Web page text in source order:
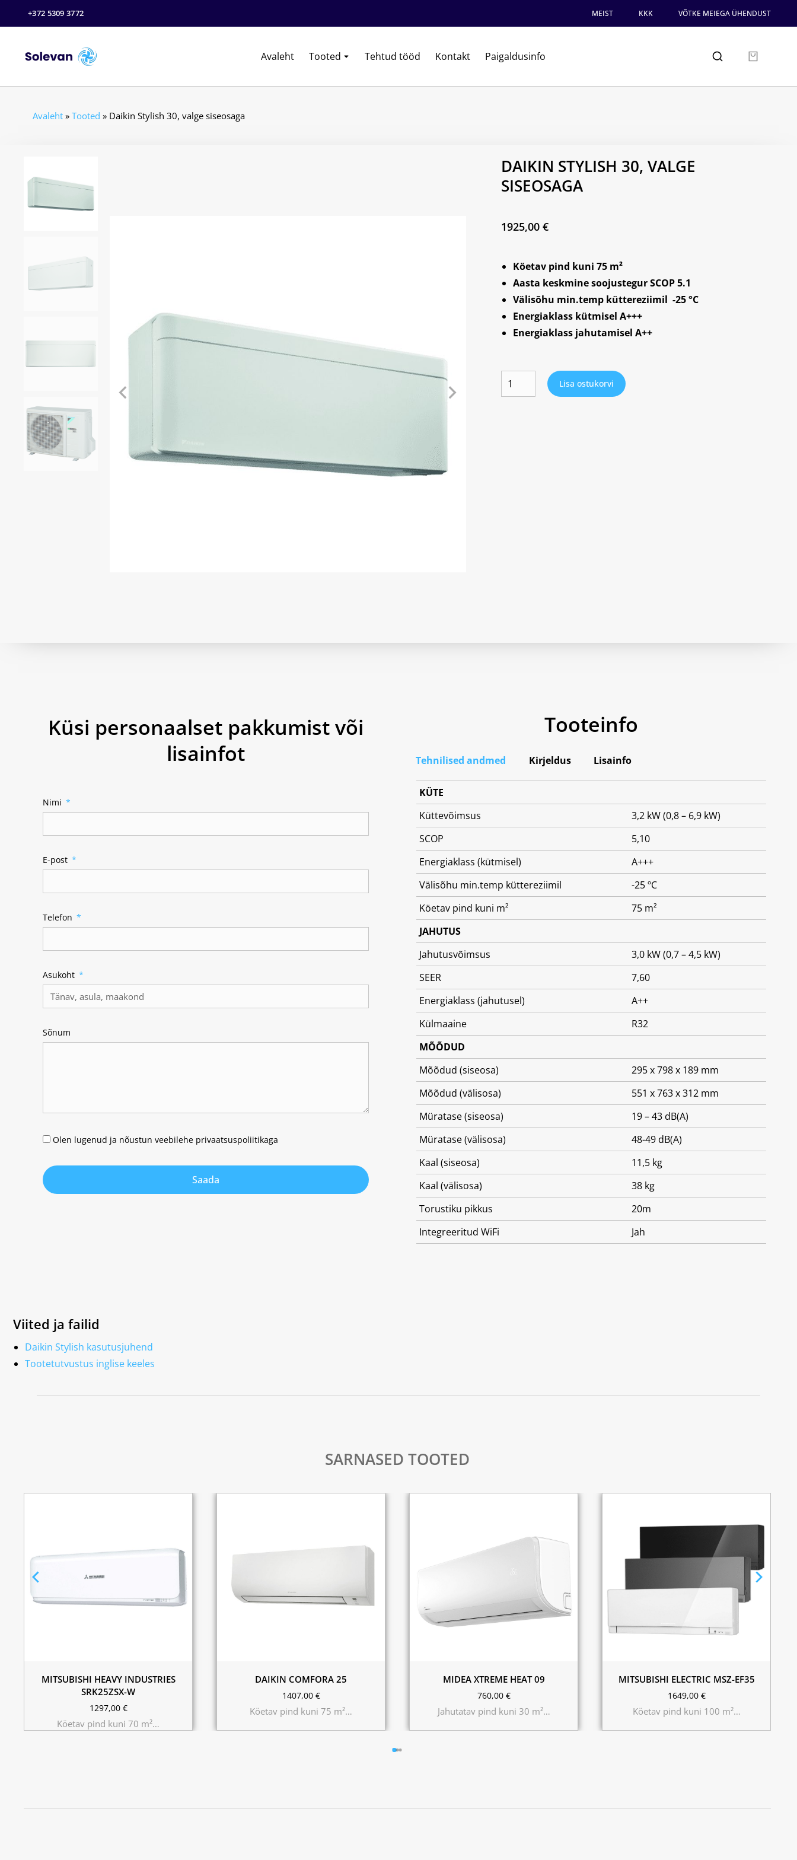
+372 5309 3772 MEIST KKK VÕTKE MEIEGA ÜHENDUST
Avaleht Tooted Tehtud tööd Kontakt Paigaldusinfo
Avaleht » Tooted » Daikin Stylish 30, valge siseosaga
DAIKIN STYLISH 30, VALGE
SISEOSAGA
1925,00€
Köetav pind kuni 75 m²
Aasta keskmine soojustegur SCOP 5.1
Välisõhu min.temp küttereziimil -25 °C
Energiaklass kütmisel A+++
Energiaklass jahutamisel A++
Lisa ostukorvi
Küsi personaalset pakkumist või
lisainfot
Nimi
E-post
Telefon
Asukoht
Sõnum
Olen lugenud ja nõustun veebilehe privaatsuspoliitikaga
Saada
Tooteinfo
Tehnilised andmed Kirjeldus Lisainfo
KÜTE
Küttevõimsus
3,2 kW (0,8 – 6,9 kW)
SCOP
5,10
Energiaklass (kütmisel)
A+++
Välisõhu min.temp küttereziimil
-25 ºC
Köetav pind kuni m²
75 m²
JAHUTUS
Jahutusvõimsus
3,0 kW (0,7 – 4,5 kW)
SEER
7,60
Energiaklass (jahutusel)
A++
Külmaaine
R32
MÕÕDUD
Mõõdud (siseosa)
295 x 798 x 189 mm
Mõõdud (välisosa)
551 x 763 x 312 mm
Müratase (siseosa)
19 – 43 dB(A)
Müratase (välisosa)
48-49 dB(A)
Kaal (siseosa)
11,5 kg
Kaal (välisosa)
38 kg
Torustiku pikkus
20m
Integreeritud WiFi
Jah
Viited ja failid
Daikin Stylish kasutusjuhend
Tootetutvustus inglise keeles
SARNASED TOOTED
MITSUBISHI HEAVY INDUSTRIES
SRK25ZSX-W
1297,00 €
Köetav pind kuni 70 m²…
DAIKIN COMFORA 25
1407,00 €
Köetav pind kuni 75 m²…
MIDEA XTREME HEAT 09
760,00 €
Jahutatav pind kuni 30 m²…
MITSUBISHI ELECTRIC MSZ-EF35
1649,00 €
Köetav pind kuni 100 m²…